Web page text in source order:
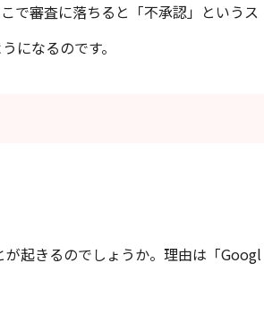
で審査に落ちると「不承認」というス
になるのです。
起きるのでしょうか。理由は「Googl